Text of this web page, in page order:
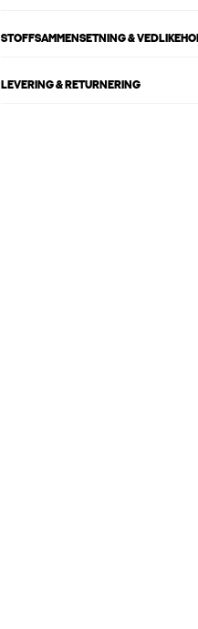
STOFFSAMMENSETNING &
LEVERING & RETURNERING